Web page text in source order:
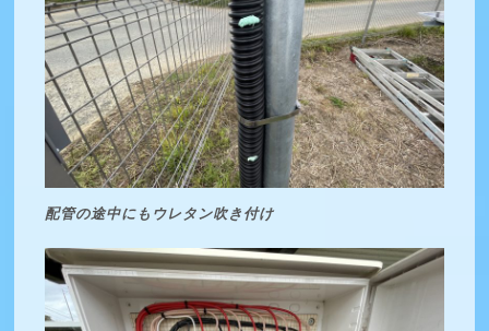
配管の途中にもウレタン吹き付け